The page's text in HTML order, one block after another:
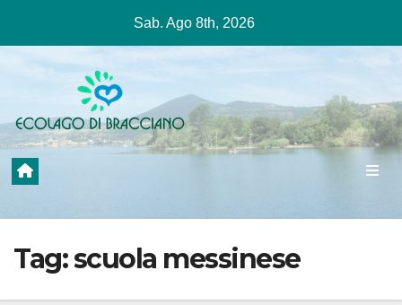
contenuto
Sab. Ago 8th, 2026
Tag:scuola messinese